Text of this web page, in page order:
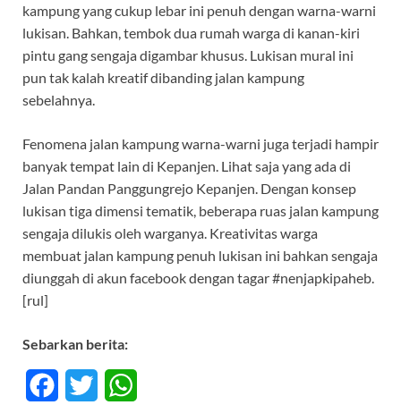
kampung yang cukup lebar ini penuh dengan warna-warni
lukisan. Bahkan, tembok dua rumah warga di kanan-kiri
pintu gang sengaja digambar khusus. Lukisan mural ini
pun tak kalah kreatif dibanding jalan kampung
sebelahnya.
Fenomena jalan kampung warna-warni juga terjadi hampir
banyak tempat lain di Kepanjen. Lihat saja yang ada di
Jalan Pandan Panggungrejo Kepanjen. Dengan konsep
lukisan tiga dimensi tematik, beberapa ruas jalan kampung
sengaja dilukis oleh warganya. Kreativitas warga
membuat jalan kampung penuh lukisan ini bahkan sengaja
diunggah di akun facebook dengan tagar #nenjapkipaheb.
[rul]
Sebarkan berita: